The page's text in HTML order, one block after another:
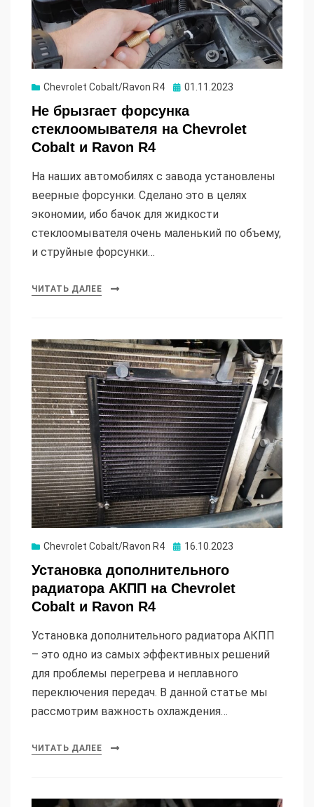
Chevrolet Cobalt/Ravon R4 Опубликовано
01.11.2023
Не брызгает форсунка
стеклоомывателя на Chevrolet
Cobalt и Ravon R4
На наших автомобилях с завода установлены
веерные форсунки. Сделано это в целях
экономии, ибо бачок для жидкости
стеклоомывателя очень маленький по объему,
и струйные форсунки…
ЧИТАТЬ ДАЛЕЕ
Chevrolet Cobalt/Ravon R4 Опубликовано
16.10.2023
Установка дополнительного
радиатора АКПП на Chevrolet
Cobalt и Ravon R4
Установка дополнительного радиатора АКПП
– это одно из самых эффективных решений
для проблемы перегрева и неплавного
переключения передач. В данной статье мы
рассмотрим важность охлаждения…
ЧИТАТЬ ДАЛЕЕ